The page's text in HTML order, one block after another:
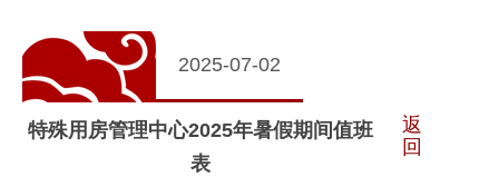
2025-07-02
特殊用房管理中心2025年暑假期间值班
表
返
回